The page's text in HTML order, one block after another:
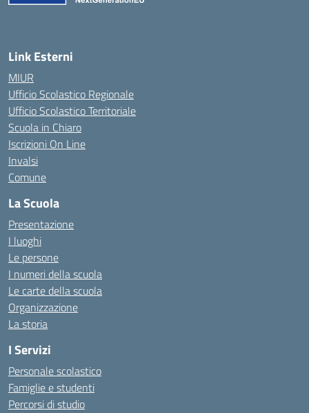
Link Esterni
MIUR
Ufficio Scolastico Regionale
Ufficio Scolastico Territoriale
Scuola in Chiaro
Iscrizioni On Line
Invalsi
Comune
La Scuola
Presentazione
I luoghi
Le persone
I numeri della scuola
Le carte della scuola
Organizzazione
La storia
I Servizi
Personale scolastico
Famiglie e studenti
Percorsi di studio